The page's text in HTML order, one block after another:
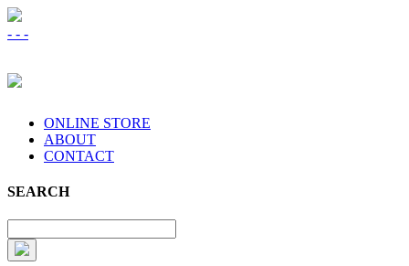
- - -
ONLINE STORE
ABOUT
CONTACT
SEARCH